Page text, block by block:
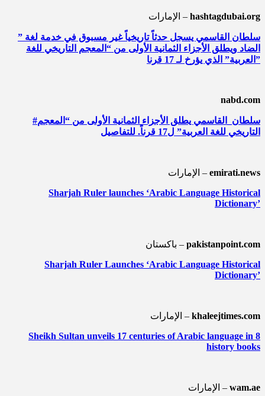
الإمارات – hashtagdubai.org
” سلطان القاسمي يسجل حدثاً تاريخياً غير مسبوق في خدمة لغة
الضاد ويطلق الأجزاء الثمانية الأولى من “المعجم التاريخي للغة
العربية” الذي يؤرخ لـ 17 قرنا”
nabd.com
#سلطان_القاسمي يطلق الأجزاء الثمانية الأولى من “المعجم
التاريخي للغة العربية” ل17 قرناً. للتفاصيل
الإمارات – emirati.news
Sharjah Ruler launches ‘Arabic Language Historical
Dictionary’
باكستان – pakistanpoint.com
Sharjah Ruler Launches ‘Arabic Language Historical
Dictionary’
الإمارات – khaleejtimes.com
Sheikh Sultan unveils 17 centuries of Arabic language in 8
history books
الإمارات – wam.ae